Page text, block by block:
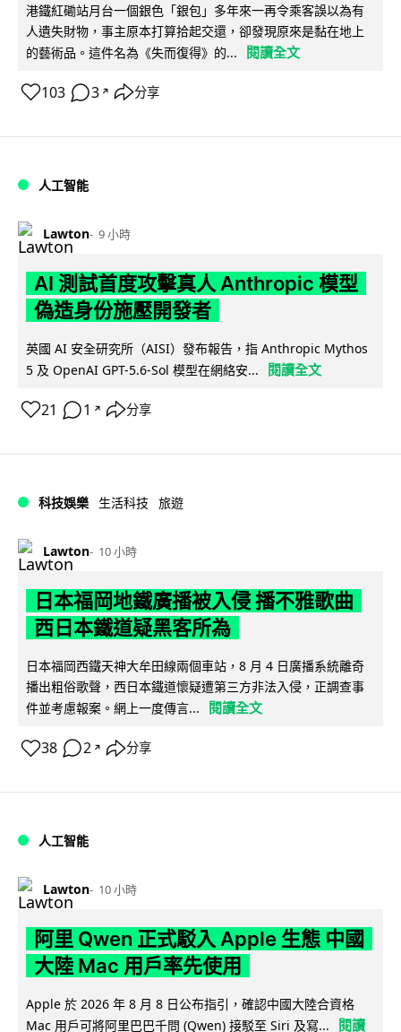
港鐵紅磡站月台一個銀色「銀包」多年來一再令乘客誤以為有
人遺失財物，事主原本打算拾起交還，卻發現原來是黏在地上
的藝術品。這件名為《失而復得》的...
閱讀全文
103 3 ↗ 分享
人工智能
Lawton 9 小時
AI 測試首度攻擊真人 Anthropic 模型
偽造身份施壓開發者
英國 AI 安全研究所（AISI）發布報告，指 Anthropic Mythos
5 及 OpenAI GPT-5.6-Sol 模型在網絡安...
閱讀全文
21 1 ↗ 分享
科技娛樂 生活科技 旅遊
Lawton 10 小時
日本福岡地鐵廣播被入侵 播不雅歌曲
西日本鐵道疑黑客所為
日本福岡西鐵天神大牟田線兩個車站，8 月 4 日廣播系統離奇
播出粗俗歌聲，西日本鐵道懷疑遭第三方非法入侵，正調查事
件並考慮報案。網上一度傳言...
閱讀全文
38 2 ↗ 分享
人工智能
Lawton 10 小時
阿里 Qwen 正式駁入 Apple 生態 中國
大陸 Mac 用戶率先使用
Apple 於 2026 年 8 月 8 日公布指引，確認中國大陸合資格
Mac 用戶可將阿里巴巴千問 (Qwen) 接駁至 Siri 及寫...
閱讀